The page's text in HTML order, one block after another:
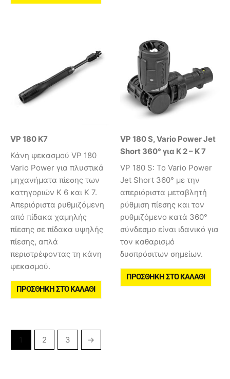
VP 180 K7
Κάνη ψεκασμού VP 180
Vario Power για πλυστικά
μηχανήματα πίεσης των
κατηγοριών K 6 και K 7.
Απεριόριστα ρυθμιζόμενη
από πίδακα χαμηλής
πίεσης σε πίδακα υψηλής
πίεσης, απλά
περιστρέφοντας τη κάνη
ψεκασμού.
ΠΡΟΣΘΉΚΗ ΣΤΟ ΚΑΛΆΘΙ
VP 180 S, Vario Power Jet
Short 360° για K 2 – K 7
VP 180 S: Το Vario Power
Jet Short 360° με την
απεριόριστα μεταβλητή
ρύθμιση πίεσης και τον
ρυθμιζόμενο κατά 360°
σύνδεσμο είναι ιδανικό για
τον καθαρισμό
δυσπρόσιτων σημείων.
ΠΡΟΣΘΉΚΗ ΣΤΟ ΚΑΛΆΘΙ
2 3 →